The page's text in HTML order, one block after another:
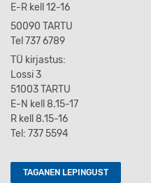
E-R kell 12-16
50090 TARTU
Tel 737 6789
TÜ kirjastus:
Lossi 3
51003 TARTU
E-N kell 8.15-17
R kell 8.15-16
Tel: 737 5594
TAGANEN LEPINGUST